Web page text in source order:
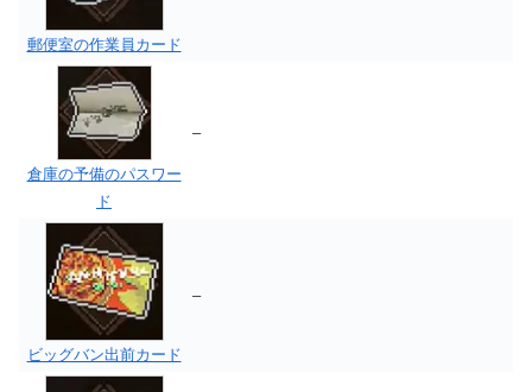
郵便室の作業員カード
倉庫の予備のパスワー
ド
–
ビッグバン出前カード
–